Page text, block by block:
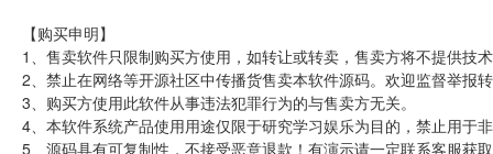
【购买申明】
1、售卖软件只限制购买方使用，如转让或转卖，售卖方将不提供技
2、禁止在网络等开源社区中传播货售卖本软件源码。欢迎监督举报
3、购买方使用此软件从事违法犯罪行为的与售卖方无关。
4、本软件系统产品使用用途仅限于研究学习娱乐为目的，禁止用于
5、源码具有可复制性，不接受恶意退款！有演示请一定联系客服获